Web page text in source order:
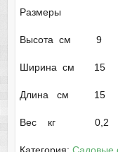
Размеры
Высота см 9
Ширина см 15
Длина см 15
Вес кг 0,2